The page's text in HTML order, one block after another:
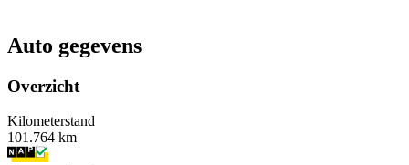
Auto gegevens
Overzicht
Kilometerstand
101.764 km